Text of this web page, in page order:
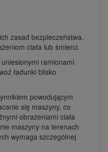
zasad bezpieczeństwa,
ciała lub śmierci.
ramionami
ładunki blisko
powodującym
się maszyny, co
obrażeniami ciała
maszyny na terenach
wymaga szczególnej